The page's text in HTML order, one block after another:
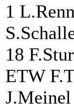
1
18
ETW